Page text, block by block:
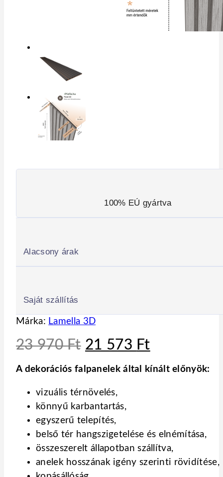
100% EÚ gyártva
Alacsony árak
Saját szállítás
Márka: Lamella 3D
23 970Ft Original
was:
23
970 Ft.
21 573 FtCurrent
is:
A dekorációs falpanelek által kínált előnyök:
vizuális térnövelés,
könnyű karbantartás,
egyszerű telepítés,
belső tér hangszigetelése és elnémítása,
összeszerelt állapotban szállítva,
anelek hosszának igény szerinti rövidítése,